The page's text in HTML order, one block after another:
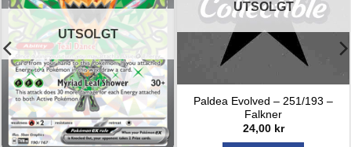
UTSOLGT
UTSOLGT
Paldea Evolved – 251/193 –
Falkner
24,00 kr